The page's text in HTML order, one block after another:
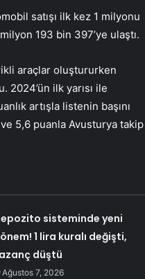
satışı ilk kez 1 milyonu
193 bin 397’ye ulaştı.
araçlar oluştururken
2024’ün ilk yarısı ile
artışla listenin başını
5,6 puanla Avusturya takip
sisteminde yeni
1 lira kuralı değişti,
düştü
Ağustos 7, 2026